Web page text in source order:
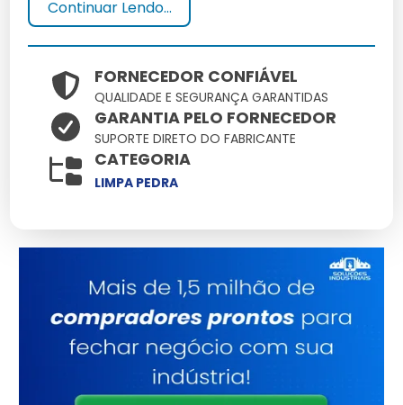
pisos de pedra, calçadas e paredes externas.
Composição do Limpa Pedra
O produto contém ácidos e agentes de limpeza que
dissolvem resíduos minerais e orgânicos.
Como o Limpa Pedra funciona
sujeiras resistentes, facilitando a remoção durante a
limpeza.
Benefícios do uso do Limpa
Pedra
Preservação da superfície
Continuar Lendo...
FORNECEDOR CONFIÁVEL
QUALIDADE E SEGURANÇA GARANTIDAS
GARANTIA PELO FORNECEDOR
SUPORTE DIRETO DO FABRICANTE
CATEGORIA
LIMPA PEDRA